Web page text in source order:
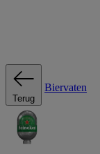
Terug
Biervaten